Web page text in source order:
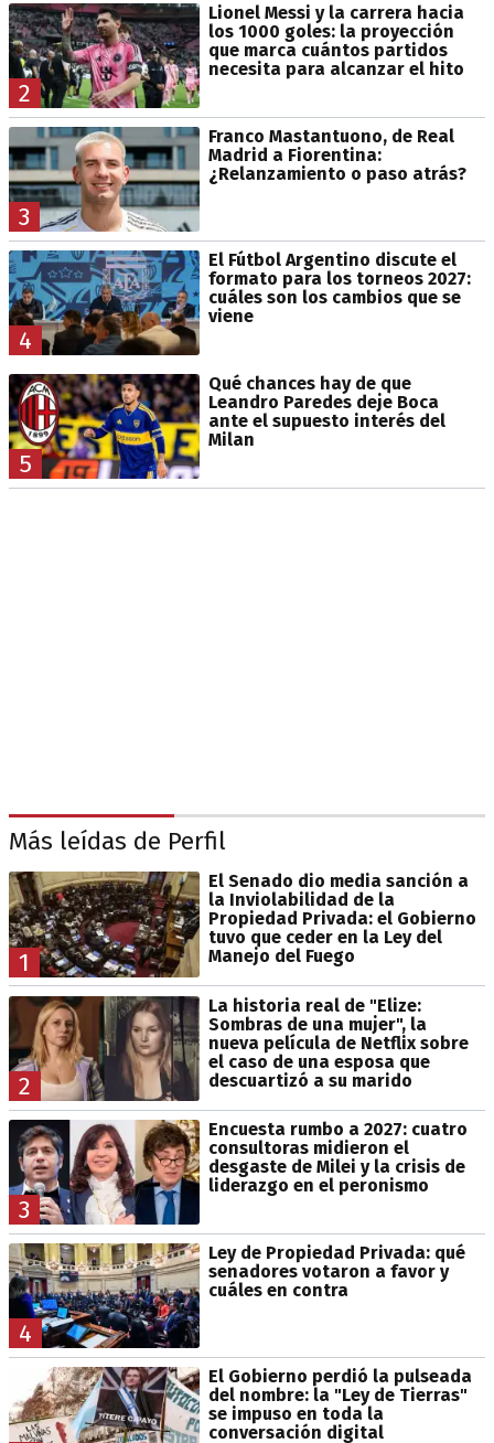
2
Lionel Messi y la carrera hacia
los 1000 goles: la proyección
que marca cuántos partidos
necesita para alcanzar el hito
3
Franco Mastantuono, de Real
Madrid a Fiorentina:
¿Relanzamiento o paso atrás?
4
El Fútbol Argentino discute el
formato para los torneos 2027:
cuáles son los cambios que se
viene
5
Qué chances hay de que
Leandro Paredes deje Boca
ante el supuesto interés del
Milan
Más leídas de Perfil
1
El Senado dio media sanción a
la Inviolabilidad de la
Propiedad Privada: el Gobierno
tuvo que ceder en la Ley del
Manejo del Fuego
2
La historia real de "Elize:
Sombras de una mujer", la
nueva película de Netflix sobre
el caso de una esposa que
descuartizó a su marido
3
Encuesta rumbo a 2027: cuatro
consultoras midieron el
desgaste de Milei y la crisis de
liderazgo en el peronismo
4
Ley de Propiedad Privada: qué
senadores votaron a favor y
cuáles en contra
El Gobierno perdió la pulseada
del nombre: la "Ley de Tierras"
se impuso en toda la
conversación digital